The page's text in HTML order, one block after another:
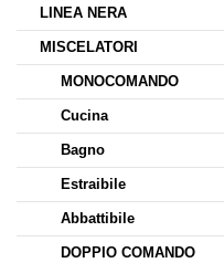
LINEA NERA
MISCELATORI
MONOCOMANDO
Cucina
Bagno
Estraibile
Abbattibile
DOPPIO COMANDO